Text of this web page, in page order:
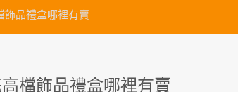
飾品禮盒哪裡有賣
檔飾品禮盒哪裡有賣